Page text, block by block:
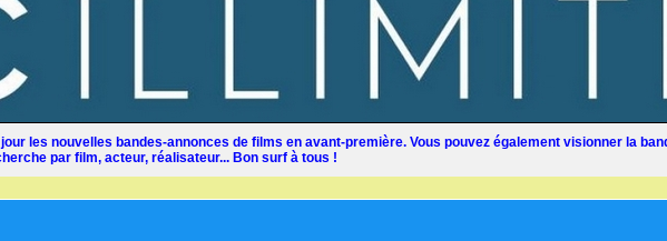
les nouvelles bandes-annonces de films en avant-première. Vous pouvez également visionner la
par film, acteur, réalisateur... Bon surf à tous !